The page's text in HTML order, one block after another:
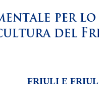
FRIULI E